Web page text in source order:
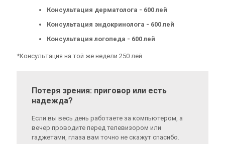
Консультация дерматолога - 600 лей
Консультация эндокринолога - 600 лей
Консультация логопеда - 600 лей
*Консультация на той же недели 250 лей
Потеря зрения: приговор или есть
надежда?
Если вы весь день работаете за компьютером, а
вечер проводите перед телевизором или
гаджетами, глаза вам точно не скажут спасибо.